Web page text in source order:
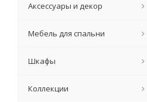
Аксессуары и декор
Мебель для спальни
Шкафы
Коллекции